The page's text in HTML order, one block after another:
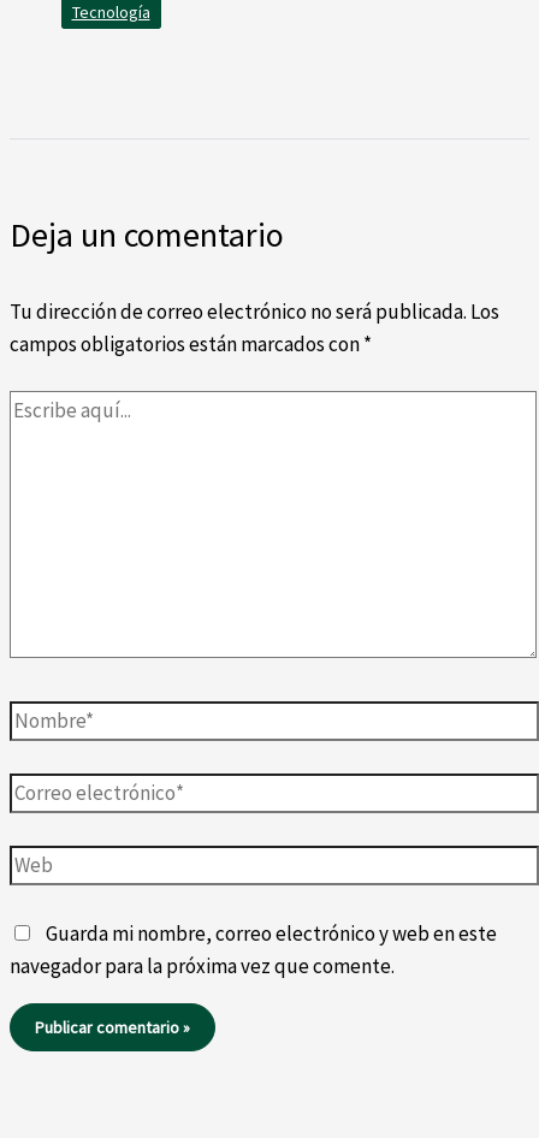
Tecnología
Deja un comentario
Tu dirección de correo electrónico no será publicada. Los
campos obligatorios están marcados con*
Escribe
Nombre*
Correo
electrónico*
Web
Guarda mi nombre, correo electrónico y web en este
navegador para la próxima vez que comente.